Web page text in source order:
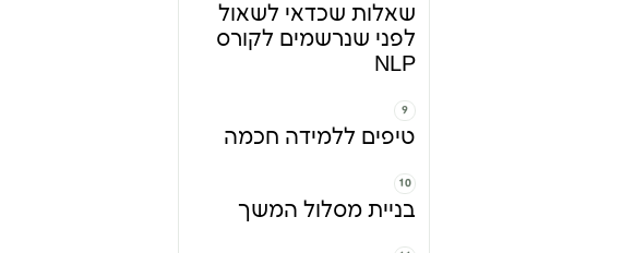
שאלות שכדאי לשאול
לפני שנרשמים לקורס
NLP
טיפים ללמידה חכמה
בניית מסלול המשך